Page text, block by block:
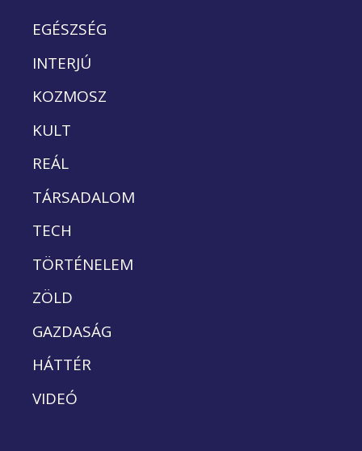
EGÉSZSÉG
INTERJÚ
KOZMOSZ
KULT
REÁL
TÁRSADALOM
TECH
TÖRTÉNELEM
ZÖLD
GAZDASÁG
HÁTTÉR
VIDEÓ